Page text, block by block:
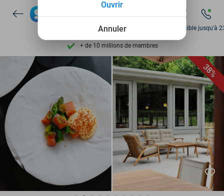
Disponible 7 jours par semaine
+ de 10 millions de membres
9,4 basé sur206 071 avis
Découvrez + de 15.000 deals
Disponible 7 jours par semaine
+ de 10 millions de membres
Disponible jusqu'à
38%
favorite_border
Annuler
Ouvrir